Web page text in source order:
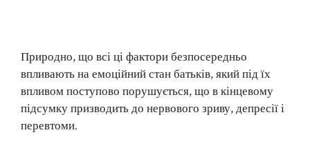
Природно, що всі ці фактори безпосередньо
впливають на емоційний стан батьків, який під їх
впливом поступово порушується, що в кінцевому
підсумку призводить до нервового зриву, депресії і
перевтоми.